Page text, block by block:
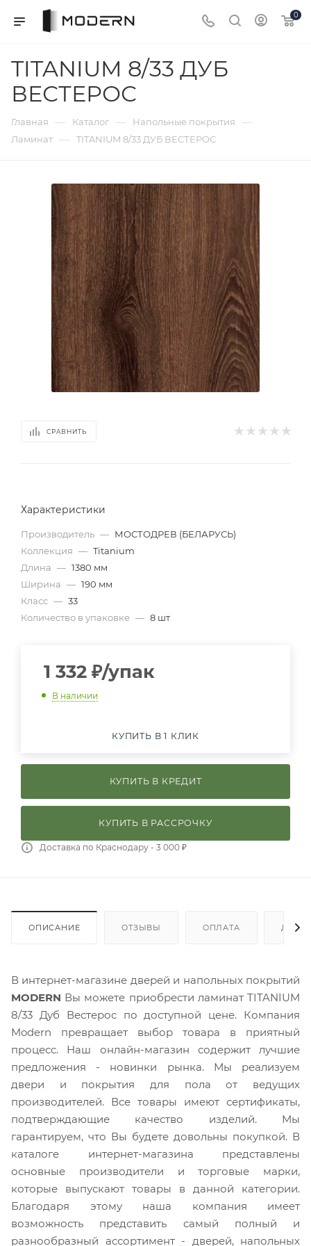
0
TITANIUM 8/33 ДУБ
ВЕСТЕРОС
Главная — Каталог — Напольные покрытия —
Ламинат — TITANIUM 8/33 ДУБ ВЕСТЕРОС
СРАВНИТЬ
Характеристики
Производитель — МОСТОДРЕВ (БЕЛАРУСЬ)
Коллекция — Titanium
Длина — 1380 мм
Ширина — 190 мм
Класс — 33
Количество в упаковке — 8 шт
1 332 ₽/упак
В наличии
КУПИТЬ В 1 КЛИК
КУПИТЬ В КРЕДИТ
КУПИТЬ В РАССРОЧКУ
Доставка по Краснодару - 3 000 ₽
ОПИСАНИЕ ОТЗЫВЫ ОПЛАТА
В интернет-магазине дверей и напольных покрытий
MODERN Вы можете приобрести ламинат TITANIUM
8/33 Дуб Вестерос по доступной цене. Компания
Modern превращает выбор товара в приятный
процесс. Наш онлайн-магазин содержит лучшие
предложения - новинки рынка. Мы реализуем
двери и покрытия для пола от ведущих
производителей. Все товары имеют сертификаты,
подтверждающие качество изделий. Мы
гарантируем, что Вы будете довольны покупкой. В
каталоге интернет-магазина представлены
основные производители и торговые марки,
которые выпускают товары в данной категории.
Благодаря этому наша компания имеет
возможность представить самый полный и
разнообразный ассортимент - дверей, напольных